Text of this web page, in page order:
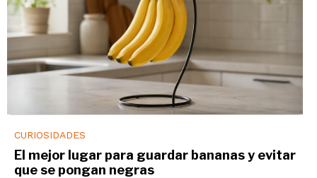
CURIOSIDADES
El mejor lugar para guardar bananas y evitar
que se pongan negras